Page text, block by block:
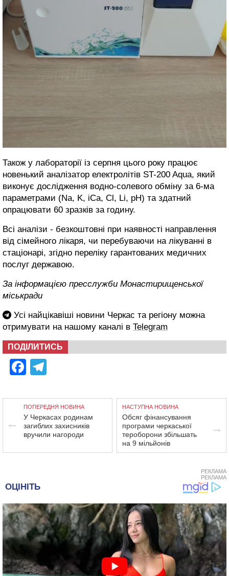
Також у лабораторії із серпня цього року працює
новенький аналізатор електролітів ST-200 Aqua, який
виконує дослідження водно-солевого обміну за 6-ма
параметрами (Na, K, iCa, Cl, Li, pH) та здатний
опрацювати 60 зразків за годину.
Всі аналізи - безкоштовні при наявності направлення
від сімейного лікаря, чи перебуваючи на лікуванні в
стаціонарі, згідно переліку гарантованих медичних
послуг державою.
За інформацією пресслужби Монастирищенської
міськради
Усі найцікавіші новини Черкас та регіону можна
отримувати на нашому каналі в Telegram
ПОДІЛИТИСЬ
Facebook
ПОПЕРЕДНЯ НОВИНА
У Черкасах родинам
загиблих захисників
вручили нагороди
НАСТУПНА НОВИНА
Обсяг фінансування
програми черкаської
тероборони збільшать
на 9 мільйонів
РЕКЛАМА
РЕКЛАМА